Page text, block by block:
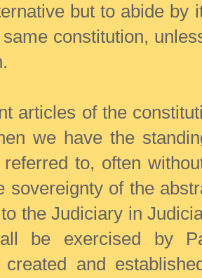
but to abide by
constitution,
articles of the
we have the
to, often
sovereignty of the
the Judiciary in
be exercised by
created and